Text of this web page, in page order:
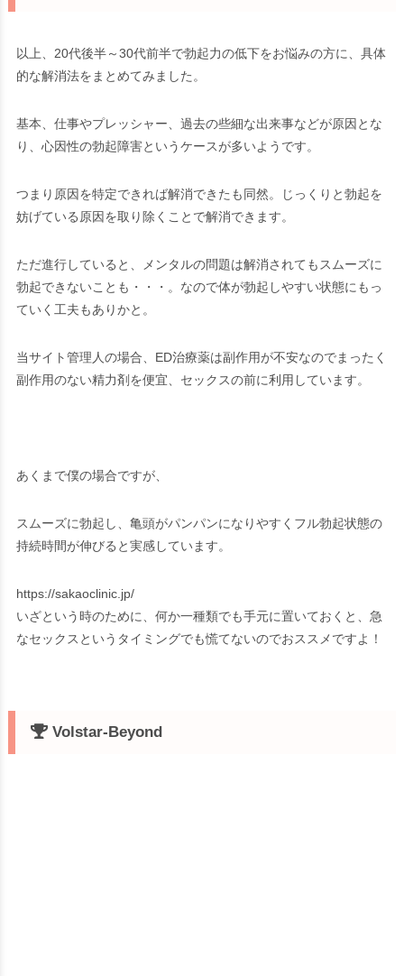
以上、20代後半～30代前半で勃起力の低下をお悩みの方に、具体
的な解消法をまとめてみました。
基本、仕事やプレッシャー、過去の些細な出来事などが原因とな
り、心因性の勃起障害というケースが多いようです。
つまり原因を特定できれば解消できたも同然。じっくりと勃起を
妨げている原因を取り除くことで解消できます。
ただ進行していると、メンタルの問題は解消されてもスムーズに
勃起できないことも・・・。なので体が勃起しやすい状態にもっ
ていく工夫もありかと。
当サイト管理人の場合、ED治療薬は副作用が不安なのでまったく
副作用のない精力剤を便宜、セックスの前に利用しています。
あくまで僕の場合ですが、
スムーズに勃起し、亀頭がパンパンになりやすくフル勃起状態の
持続時間が伸びる と実感しています。
https://sakaoclinic.jp/
いざという時のために、何か一種類でも手元に置いておくと、急
なセックスというタイミングでも慌てないのでおススメですよ！
Volstar-Beyond